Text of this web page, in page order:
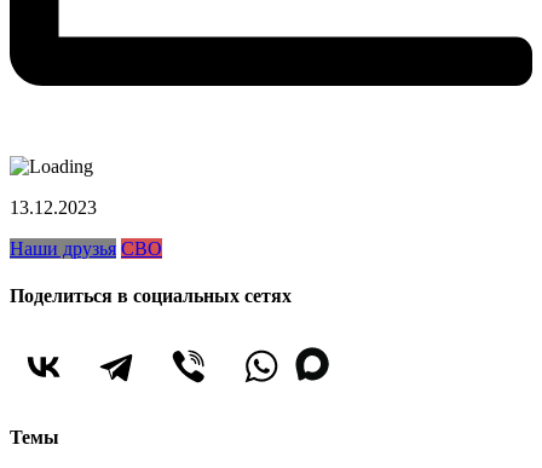
13.12.2023
Наши друзья СВО
Поделиться в социальных сетях
Темы